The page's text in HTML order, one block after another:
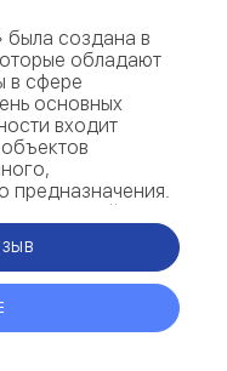
была создана в
обладают
в сфере
основных
входит
предназначения.
широкий круг